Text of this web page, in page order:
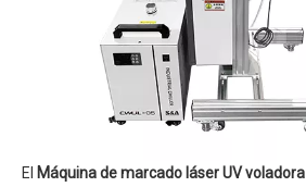
El Máquina de marcado láser UV voladora